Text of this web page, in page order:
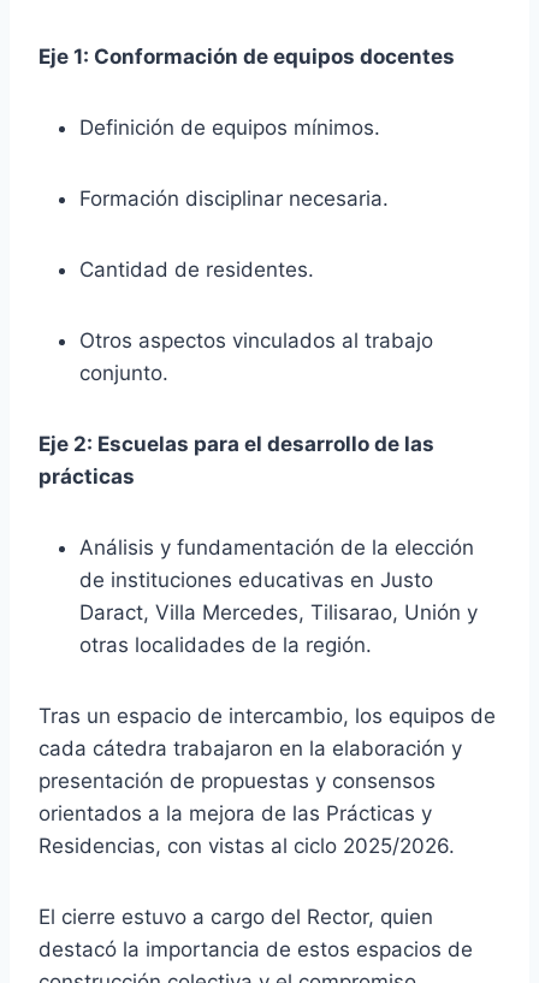
Eje 1: Conformación de equipos docentes
Definición de equipos mínimos.
Formación disciplinar necesaria.
Cantidad de residentes.
Otros aspectos vinculados al trabajo
conjunto.
Eje 2: Escuelas para el desarrollo de las
prácticas
Análisis y fundamentación de la elección
de instituciones educativas en Justo
Daract, Villa Mercedes, Tilisarao, Unión y
otras localidades de la región.
Tras un espacio de intercambio, los equipos de
cada cátedra trabajaron en la elaboración y
presentación de propuestas y consensos
orientados a la mejora de las Prácticas y
Residencias, con vistas al ciclo 2025/2026.
El cierre estuvo a cargo del Rector, quien
destacó la importancia de estos espacios de